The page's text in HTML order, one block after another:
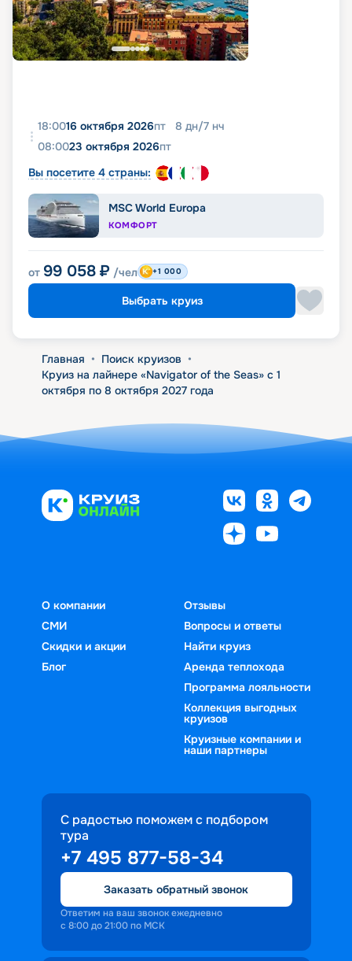
18:0016 октября 2026пт 8 дн/7 нч
08:0023 октября 2026пт
Вы посетите 4 страны:
MSC World Europa
КОМФОРТ
от 99 058 ₽ /чел +1 000
Выбрать круиз
Главная • Поиск круизов •
Круиз на лайнере «Navigator of the Seas» с 1
октября по 8 октября 2027 года
О компании
СМИ
Скидки и акции
Блог
Отзывы
Вопросы и ответы
Найти круиз
Аренда теплохода
Программа лояльности
Коллекция выгодных
круизов
Круизные компании и
наши партнеры
С радостью поможем с подбором
тура
+7 495 877-58-34
Заказать обратный звонок
Ответим на ваш звонок ежедневно
с 8:00 до 21:00 по МСК